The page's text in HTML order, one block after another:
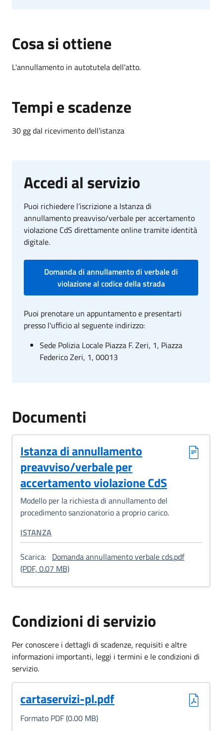
Cosa si ottiene
L'annullamento in autotutela dell'atto.
Tempi e scadenze
30 gg dal ricevimento dell'istanza
Accedi al servizio
Puoi richiedere l’iscrizione a Istanza di
annullamento preavviso/verbale per accertamento
violazione CdS direttamente online tramite identità
digitale.
Domanda di annullamento di verbale di
violazione al codice della strada
Puoi prenotare un appuntamento e presentarti
presso l'ufficio al seguente indirizzo:
Sede Polizia Locale Piazza F. Zeri, 1, Piazza
Federico Zeri, 1, 00013
Documenti
Istanza di annullamento
preavviso/verbale per
accertamento violazione CdS
Modello per la richiesta di annullamento del
procedimento sanzionatorio a proprio carico.
CATEGORIA CORRELATA:
ISTANZA
Scarica: Domanda annullamento verbale cds.pdf
(PDF, 0.07 MB): Istanza di annullamento preavviso/verbale
Condizioni di servizio
Per conoscere i dettagli di scadenze, requisiti e altre
informazioni importanti, leggi i termini e le condizioni di
servizio.
cartaservizi-pl.pdf
(Formato PDF, 0.00 MB)
Formato PDF (0.00 MB)